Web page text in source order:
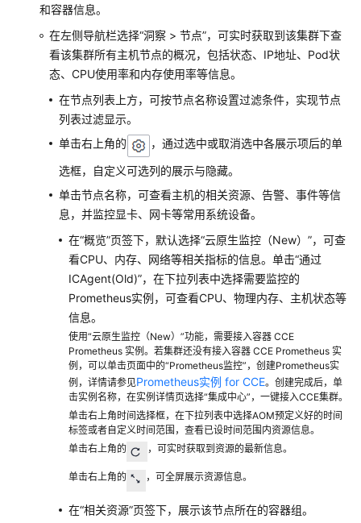
问
（1.0）
和容器信息。
在左侧导航栏选择“洞察 > 节点”，可实时获取到该集群下查
看该集群所有主机节点的概况，包括状态、IP地址、Pod状
态、CPU使用率和内存使用率等信息。
在节点列表上方，可按节点名称设置过滤条件，实现节点
列表过滤显示。
单击右上角的
，通过选中或取消选中各展示项后的单
选框，自定义可选列的展示与隐藏。
单击节点名称，可查看主机的相关资源、告警、事件等信
息，并监控显卡、网卡等常用系统设备。
在“概览”页签下，默认选择“云原生监控（New）”，可查
看CPU、内存、网络等相关指标的信息。单击“通过
ICAgent(Old)”，在下拉列表中选择需要监控的
Prometheus实例，可查看CPU、物理内存、主机状态等
信息。
使用“云原生监控（New）”功能，需要接入容器 CCE
Prometheus 实例。若集群还没有接入容器 CCE Prometheus 实
例，可以单击页面中的“Prometheus监控”，创建Prometheus实
例，详情请参见Prometheus实例 for CCE。创建完成后，单
击实例名称，在实例详情页选择“集成中心”，一键接入CCE集群。
单击右上角时间选择框，在下拉列表中选择AOM预定义好的时间
标签或者自定义时间范围，查看已设时间范围内资源信息。
单击右上角的
，可实时获取到资源的最新信息。
单击右上角的 ，可全屏展示资源信息。
在“相关资源”页签下，展示该节点所在的容器组。